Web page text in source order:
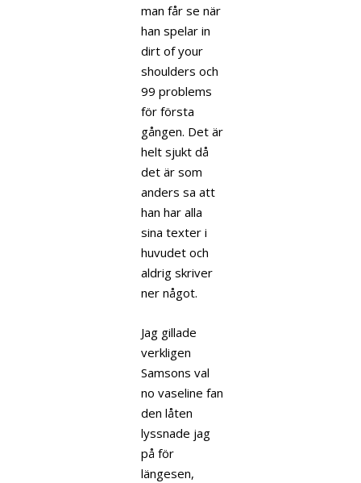
man får se när
han spelar in
dirt of your
shoulders och
99 problems
för första
gången. Det är
helt sjukt då
det är som
anders sa att
han har alla
sina texter i
huvudet och
aldrig skriver
ner något.
Jag gillade
verkligen
Samsons val
no vaseline fan
den låten
lyssnade jag
på för
längesen,